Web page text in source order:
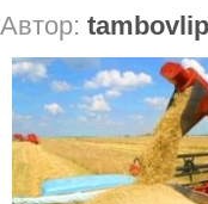
Автор: